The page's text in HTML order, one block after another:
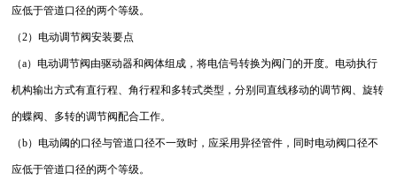
应低于管道口径的两个等级。
（2）电动调节阀安装要点
（a）电动调节阀由驱动器和阀体组成，将电信号转换为阀门的开度。电动执行
机构输出方式有直行程、角行程和多转式类型，分别同直线移动的调节阀、旋转
的蝶阀、多转的调节阀配合工作。
（b）电动阈的口径与管道口径不一致时，应采用异径管件，同时电动阀口径不
应低于管道口径的两个等级。